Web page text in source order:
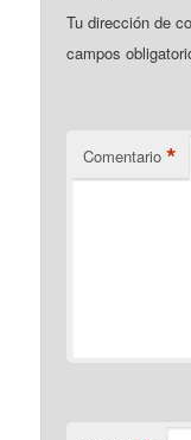
Tu dirección de
campos
Comentario *